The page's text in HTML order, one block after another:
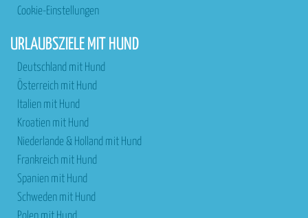
Cookie-Einstellungen
URLAUBSZIELE MIT HUND
Deutschland mit Hund
Österreich mit Hund
Italien mit Hund
Kroatien mit Hund
Niederlande & Holland mit Hund
Frankreich mit Hund
Spanien mit Hund
Schweden mit Hund